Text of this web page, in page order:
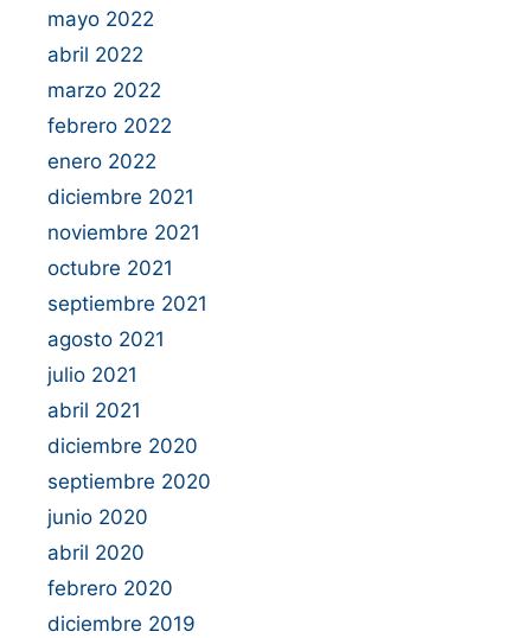
mayo 2022
abril 2022
marzo 2022
febrero 2022
enero 2022
diciembre 2021
noviembre 2021
octubre 2021
septiembre 2021
agosto 2021
julio 2021
abril 2021
diciembre 2020
septiembre 2020
junio 2020
abril 2020
febrero 2020
diciembre 2019